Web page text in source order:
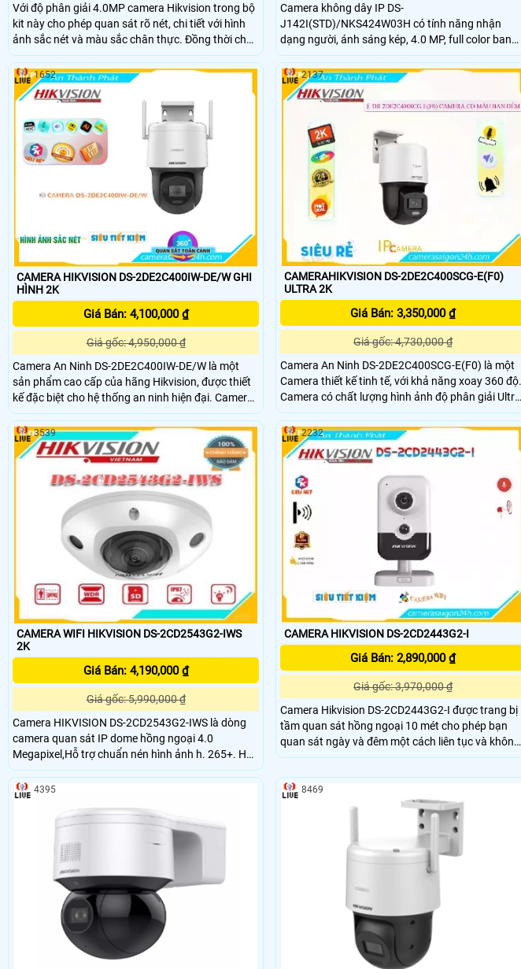
Với độ phân giải 4.0MP camera Hikvision trong bộ
kit này cho phép quan sát rõ nét, chi tiết với hình
ảnh sắc nét và màu sắc chân thực. Đồng thời chất
lượng hình ảnh đạt chuẩn cao giúp bạn quan sát
và ghi lại mọi hoạt động xảy ra trong khu vực được
giám sát một cách chính xác
Camera không dây IP DS-
J142I(STD)/NKS424W03H có tính năng nhận
dạng người, ánh sáng kép, 4.0 MP, full color ban
đêm 30m, đàm thoại 2 chiều, IP Wifi, Starlight,
chống ngược sáng DWDR. Thiết kế nhỏ gọn,
Plastic, thu âm và loa rõ ràng.
CAMERA HIKVISION DS-2DE2C400IW-DE/W GHI
HÌNH 2K
Giá Bán: 4,100,000 ₫
Giá gốc: 4,950,000 ₫
Camera An Ninh DS-2DE2C400IW-DE/W là một
sản phẩm cao cấp của hãng Hikvision, được thiết
kế đặc biệt cho hệ thống an ninh hiện đại. Camera
này có độ phân giải cao 4MP, cung cấp hình ảnh
sắc nét và chi tiết. Với khả năng xoay ngang 360
độ và nghiêng dọc 90 độ, nó cho phép theo dõi mọi
góc nhìn một cách linh hoạt
1652
CAMERAHIKVISION DS-2DE2C400SCG-E(F0)
ULTRA 2K
Giá Bán: 3,350,000 ₫
Giá gốc: 4,730,000 ₫
Camera An Ninh DS-2DE2C400SCG-E(F0) là một
Camera thiết kế tinh tế, với khả năng xoay 360 độ.
Camera có chất lượng hình ảnh độ phân giải Ultra
2k, cho hình ảnh rõ nét và chi tiết. Được trang bị
công nghệ IP, camera giúp ghi lại và truyền tải dữ
liệu một cách nhanh chóng và đáng tin cậy
2137
CAMERA WIFI HIKVISION DS-2CD2543G2-IWS
2K
Giá Bán: 4,190,000 ₫
Giá gốc: 5,990,000 ₫
Camera HIKVISION DS-2CD2543G2-IWS là dòng
camera quan sát IP dome hồng ngoại 4.0
Megapixel,Hỗ trợ chuẩn nén hình ảnh h. 265+. Hỗ
trợ chông ngược sáng WDR 120 dB,3D
DNR,BLC,Hỗ trợ hồng ngoại 30m
3539
CAMERA HIKVISION DS-2CD2443G2-I
Giá Bán: 2,890,000 ₫
Giá gốc: 3,970,000 ₫
Camera Hikvision DS-2CD2443G2-I được trang bị
tầm quan sát hồng ngoại 10 mét cho phép bạn
quan sát ngày và đêm một cách liên tục và không
bị giới hạn bởi ánh sáng môi trường. Camera DS-
phép bạn giao tiếp trực tiếp với người khác trong
khu vực giám sát.
2232
4395 8469